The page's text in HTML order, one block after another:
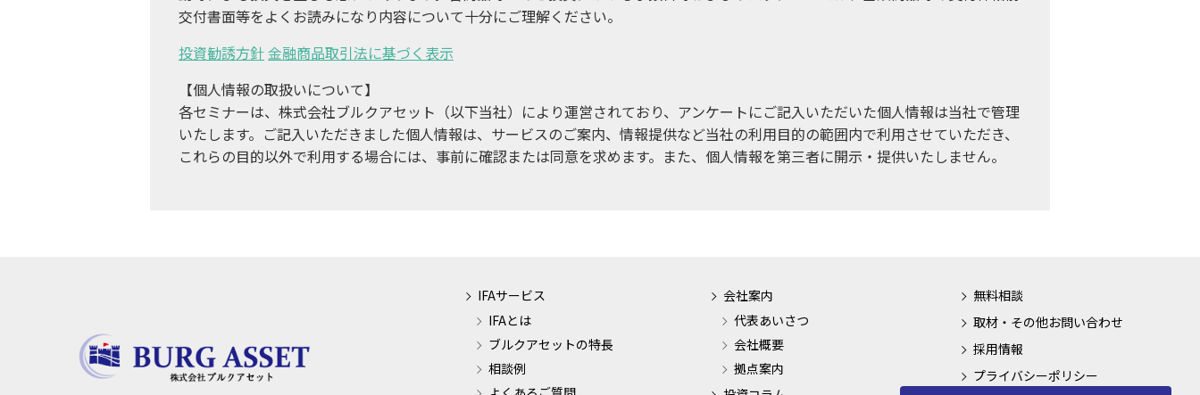
交付書面等をよくお読みになり内容について十分にご理解ください。
投資勧誘方針金融商品取引法に基づく表示
【個人情報の取扱いについて】
各セミナーは、株式会社ブルクアセット（以下当社）により運営されており、アンケートにご記入いただいた個人情報は当社で管理
いたします。ご記入いただきました個人情報は、サービスのご案内、情報提供など当社の利用目的の範囲内で利用させていただき、
これらの目的以外で利用する場合には、事前に確認または同意を求めます。また、個人情報を第三者に開示・提供いたしません。
IFAサービス
IFAとは
ブルクアセットの特長
相談例
会社案内
代表あいさつ
会社概要
拠点案内
無料相談
取材・その他お問い合わせ
採用情報
プライバシーポリシー